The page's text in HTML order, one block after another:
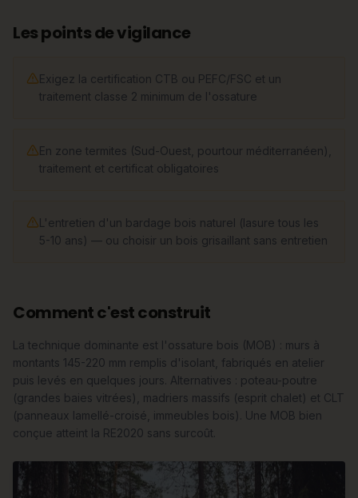
Les points de vigilance
Exigez la certification CTB ou PEFC/FSC et un
traitement classe 2 minimum de l'ossature
En zone termites (Sud-Ouest, pourtour méditerranéen),
traitement et certificat obligatoires
L'entretien d'un bardage bois naturel (lasure tous les
5-10 ans) — ou choisir un bois grisaillant sans entretien
Comment c'est construit
La technique dominante est l'ossature bois (MOB) : murs à
montants 145-220 mm remplis d'isolant, fabriqués en atelier
puis levés en quelques jours. Alternatives : poteau-poutre
(grandes baies vitrées), madriers massifs (esprit chalet) et CLT
(panneaux lamellé-croisé, immeubles bois). Une MOB bien
conçue atteint la RE2020 sans surcoût.